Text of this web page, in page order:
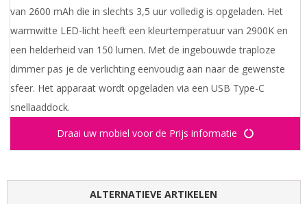
van 2600 mAh die in slechts 3,5 uur volledig is opgeladen. Het
warmwitte LED-licht heeft een kleurtemperatuur van 2900K en
een helderheid van 150 lumen. Met de ingebouwde traploze
dimmer pas je de verlichting eenvoudig aan naar de gewenste
sfeer. Het apparaat wordt opgeladen via een USB Type-C
snellaaddock.
Draai uw mobiel voor de Prijs informatie
ALTERNATIEVE ARTIKELEN